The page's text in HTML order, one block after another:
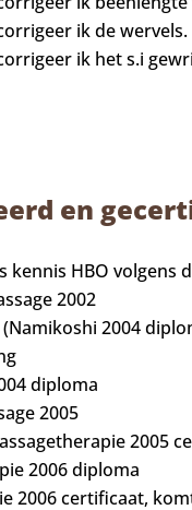
ik de wervels.
ik het s.i
en
kennis HBO volgens
2002
(Namikoshi 2004
diploma
2005
2005
2006 diploma
2006 certificaat,